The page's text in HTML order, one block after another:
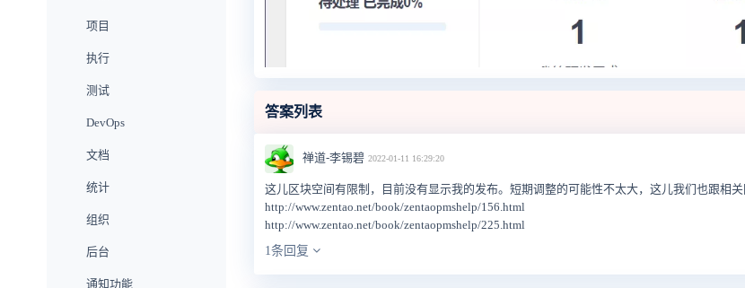
项目
执行
测试
DevOps
文档
统计
组织
后台
通知功能
答案列表
禅道-李锡碧 2022-01-11 16:29:20
这儿区块空间有限制，目前没有显示我的发布。 短期调整的可能性不太大， 这儿我们也跟相
http://www.zentao.net/book/zentaopmshelp/156.html
http://www.zentao.net/book/zentaopmshelp/225.html
1条回复